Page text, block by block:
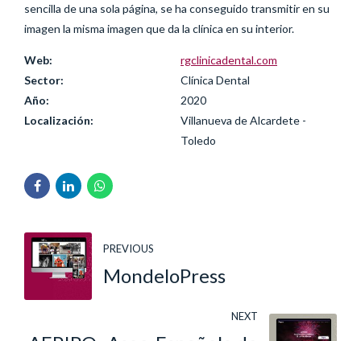
sencilla de una sola página, se ha conseguido transmitir en su
imagen la misma imagen que da la clínica en su interior.
Web:
rgclinicadental.com
Sector:
Clínica Dental
Año:
2020
Localización:
Villanueva de Alcardete -
Toledo
PREVIOUS
MondeloPress
NEXT